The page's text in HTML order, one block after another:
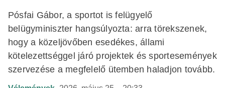
Pósfai Gábor, a sportot is felügyelő
belügyminiszter hangsúlyozta: arra törekszenek,
hogy a közeljövőben esedékes, állami
kötelezettséggel járó projektek és sportesemények
szervezése a megfelelő ütemben haladjon tovább.